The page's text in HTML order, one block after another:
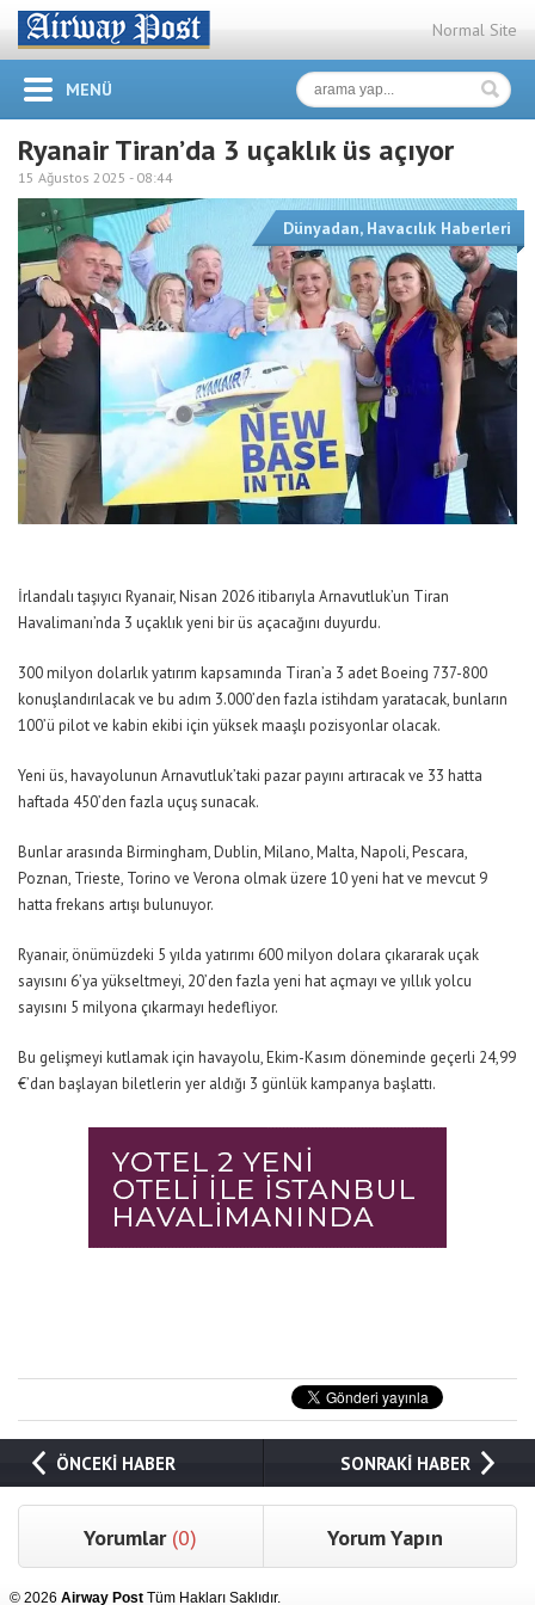
Normal Site
MENÜ
Ryanair Tiran’da 3 uçaklık üs açıyor
15 Ağustos 2025 - 08:44
Dünyadan, Havacılık Haberleri
İrlandalı taşıyıcı Ryanair, Nisan 2026 itibarıyla Arnavutluk’un Tiran
Havalimanı’nda 3 uçaklık yeni bir üs açacağını duyurdu.
300 milyon dolarlık yatırım kapsamında Tiran’a 3 adet Boeing 737-800
konuşlandırılacak ve bu adım 3.000’den fazla istihdam yaratacak, bunların
100’ü pilot ve kabin ekibi için yüksek maaşlı pozisyonlar olacak.
Yeni üs, havayolunun Arnavutluk’taki pazar payını artıracak ve 33 hatta
haftada 450’den fazla uçuş sunacak.
Bunlar arasında Birmingham, Dublin, Milano, Malta, Napoli, Pescara,
Poznan, Trieste, Torino ve Verona olmak üzere 10 yeni hat ve mevcut 9
hatta frekans artışı bulunuyor.
Ryanair, önümüzdeki 5 yılda yatırımı 600 milyon dolara çıkararak uçak
sayısını 6’ya yükseltmeyi, 20’den fazla yeni hat açmayı ve yıllık yolcu
sayısını 5 milyona çıkarmayı hedefliyor.
Bu gelişmeyi kutlamak için havayolu, Ekim-Kasım döneminde geçerli 24,99
€’dan başlayan biletlerin yer aldığı 3 günlük kampanya başlattı.
ÖNCEKİ HABER SONRAKİ HABER
Yorumlar (0) Yorum Yapın
© 2026 Airway Post Tüm Hakları Saklıdır.